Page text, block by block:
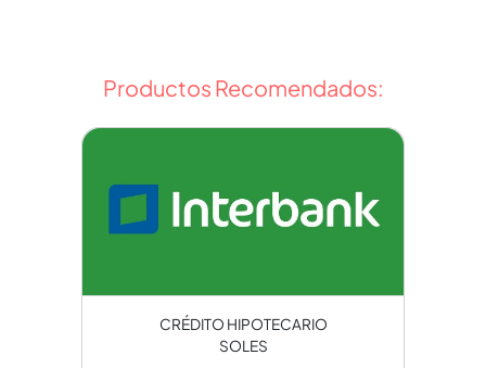
Productos Recomendados:
CRÉDITO HIPOTECARIO
SOLES